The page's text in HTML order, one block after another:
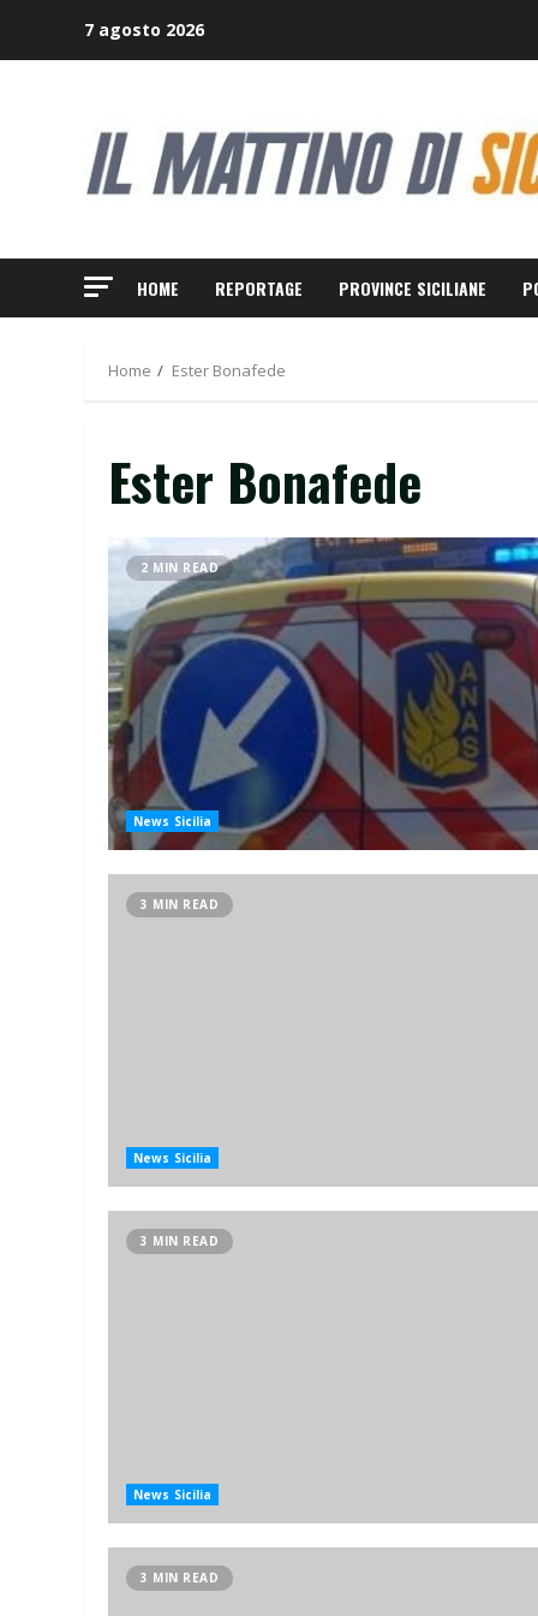
7 agosto 2026
HOME REPORTAGE PROVINCE SICILIANE
Home Ester Bonafede
Ester Bonafede
2 MIN READ
News Sicilia
3 MIN READ
News Sicilia
3 MIN READ
News Sicilia
3 MIN READ